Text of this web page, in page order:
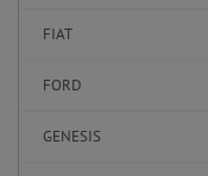
FIAT
FORD
GENESIS